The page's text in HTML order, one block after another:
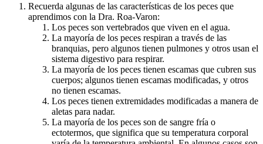
Recuerda algunas de las características de los peces que
aprendimos con la Dra. Roa-Varon:
Los peces son vertebrados que viven en el agua.
La mayoría de los peces respiran a través de las
branquias, pero algunos tienen pulmones y otros usan el
sistema digestivo para respirar.
La mayoría de los peces tienen escamas que cubren sus
cuerpos; algunos tienen escamas modificadas, y otros
no tienen escamas.
Los peces tienen extremidades modificadas a manera de
aletas para nadar.
La mayoría de los peces son de sangre fría o
ectotermos, que significa que su temperatura corporal